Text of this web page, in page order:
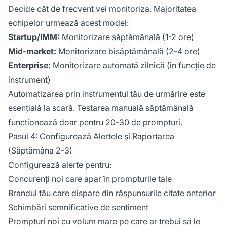
Decide cât de frecvent vei monitoriza. Majoritatea
echipelor urmează acest model:
Startup/IMM: Monitorizare săptămânală (1-2 ore)
Mid-market: Monitorizare bisăptămânală (2-4 ore)
Enterprise: Monitorizare automată zilnică (în funcție de
instrument)
Automatizarea prin instrumentul tău de urmărire este
esențială la scară. Testarea manuală săptămânală
funcționează doar pentru 20-30 de prompturi.
Pasul 4: Configurează Alertele și Raportarea
(Săptămâna 2-3)
Configurează alerte pentru:
Concurenți noi care apar în prompturile tale
Brandul tău care dispare din răspunsurile citate anterior
Schimbări semnificative de sentiment
Prompturi noi cu volum mare pe care ar trebui să le